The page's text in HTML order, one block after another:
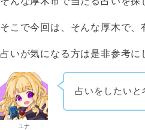
そこで今回は、そんな厚木で、
占いが気になる方は是非参考に
ユナ
占いをしたいと